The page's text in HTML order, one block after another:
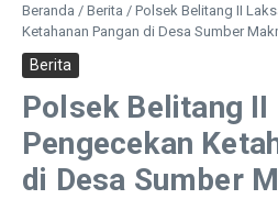
Beranda / Berita / Polsek Belitang II
Ketahanan Pangan di Desa Sumber
Berita
Polsek Belitang II
Pengecekan
di Desa Sumber